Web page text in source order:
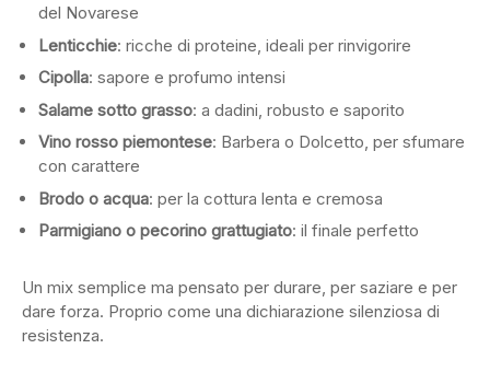
del Novarese
Lenticchie: ricche di proteine, ideali per rinvigorire
Cipolla: sapore e profumo intensi
Salame sotto grasso: a dadini, robusto e saporito
Vino rosso piemontese: Barbera o Dolcetto, per sfumare
con carattere
Brodo o acqua: per la cottura lenta e cremosa
Parmigiano o pecorino grattugiato: il finale perfetto
Un mix semplice ma pensato per durare, per saziare e per
dare forza. Proprio come una dichiarazione silenziosa di
resistenza.